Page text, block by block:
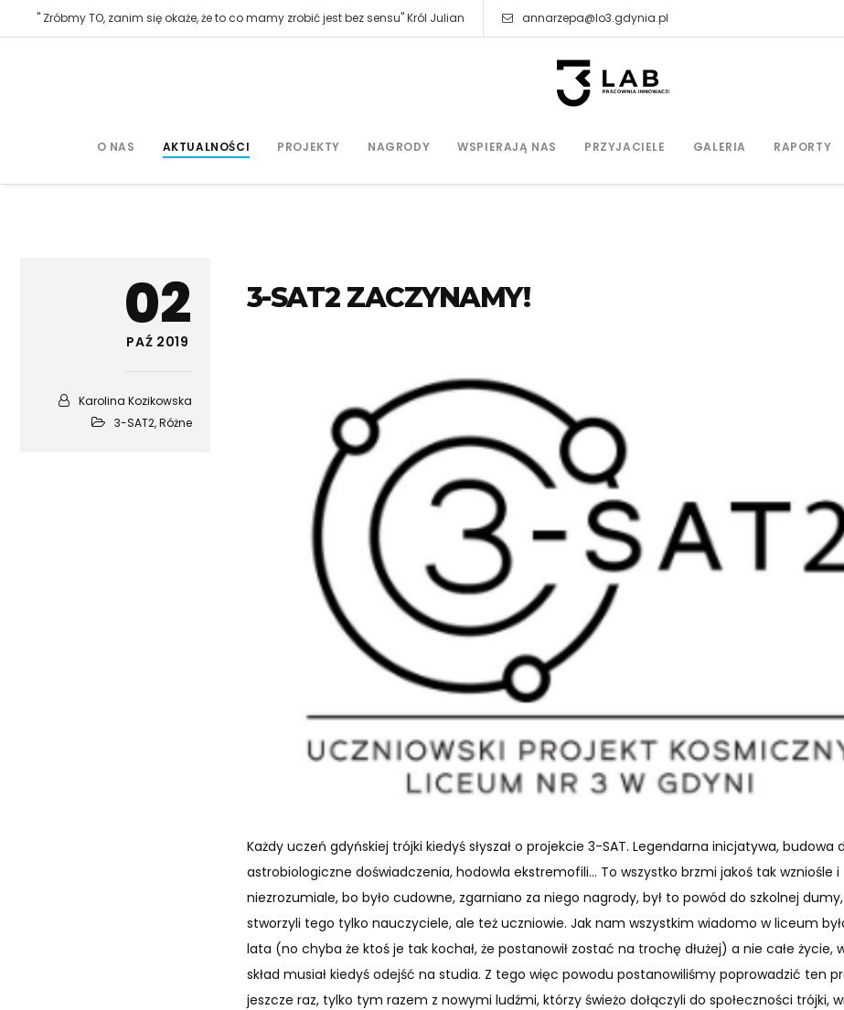
" Zróbmy TO, zanim się okaże, że to co mamy zrobić jest bez sensu" Król Julian annarzepa@lo3.gdynia.pl
O NAS AKTUALNOŚCI PROJEKTY NAGRODY WSPIERAJĄ NAS PRZYJACIELE GALERIA RAPORTY
02
PAŹ 2019
Karolina Kozikowska
3-SAT2,Różne
3-SAT2 ZACZYNAMY!
Każdy uczeń gdyńskiej trójki kiedyś słyszał o projekcie 3-SAT. Legendarna inicjatywa, budowa
astrobiologiczne doświadczenia, hodowla ekstremofili… To wszystko brzmi jakoś tak wzniośle i
niezrozumiale, bo było cudowne, zgarniano za niego nagrody, był to powód do szkolnej
stworzyli tego tylko nauczyciele, ale też uczniowie. Jak nam wszystkim wiadomo w liceum
lata (no chyba że ktoś je tak kochał, że postanowił zostać na trochę dłużej) a nie całe życie,
skład musiał kiedyś odejść na studia. Z tego więc powodu postanowiliśmy poprowadzić ten
jeszcze raz, tylko tym razem z nowymi ludźmi, którzy świeżo dołączyli do społeczności trójki,